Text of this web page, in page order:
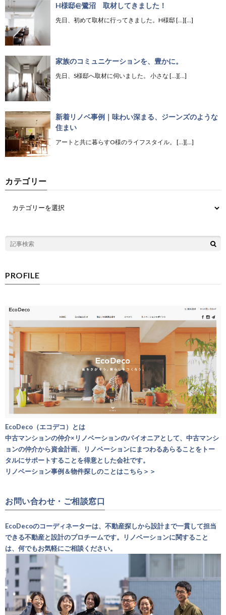
H様邸@鷺沼 取材してきました！
先日、初めて取材に行ってきました。H様邸 […][…]
家族のコミュニケーションを、豊かに。
先日、S様邸へ取材に伺いました。 小さな […][…]
新着リノベ事例｜味わい深まる、ジーンズのような
住まい
アートと共に暮らすO様のライフスタイル。 […][…]
カテゴリー
PROFILE
EcoDeco（エコデコ）とは
中古マンションの仲介×リノベーションのパイオニアとして、中古マンシ
ョンの仲介から資金計画、リノベーションにまつわるあらることをトー
タルにサポートすることを得意とした会社です。
リノベーション事例＆物件探しのことはこちら＞＞
お問い合わせ・ご相談窓口
EcoDecoのコーディネーターは、不動産探しから設計まで一貫して担当
できる不動産と設計のプロチームです。リノベーションに関すること
は、何でもお気軽にご相談ください。